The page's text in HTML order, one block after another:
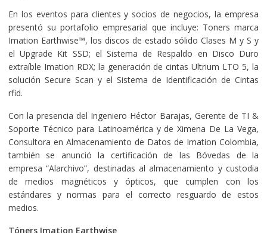
En los eventos para clientes y socios de negocios, la empresa
presentó su portafolio empresarial que incluye: Toners marca
Imation Earthwise™, los discos de estado sólido Clases M y S y
el Upgrade Kit SSD; el Sistema de Respaldo en Disco Duro
extraíble Imation RDX; la generación de cintas Ultrium LTO 5, la
solución Secure Scan y el Sistema de Identificación de Cintas
rfid.
Con la presencia del Ingeniero Héctor Barajas, Gerente de TI &
Soporte Técnico para Latinoamérica y de Ximena De La Vega,
Consultora en Almacenamiento de Datos de Imation Colombia,
también se anunció la certificación de las Bóvedas de la
empresa “Alarchivo”, destinadas al almacenamiento y custodia
de medios magnéticos y ópticos, que cumplen con los
estándares y normas para el correcto resguardo de estos
medios.
Tóners Imation Earthwise